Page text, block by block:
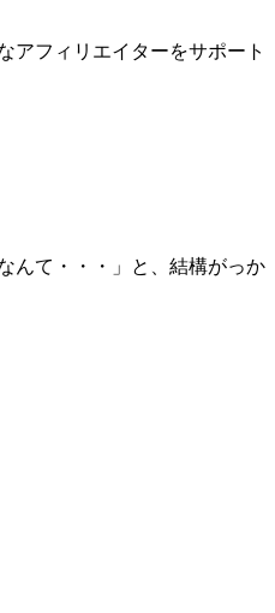
アフィリエイターをサポート
んて・・・」と、結構がっか